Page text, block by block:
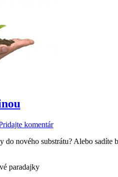
komentár
do nového substrátu? Alebo